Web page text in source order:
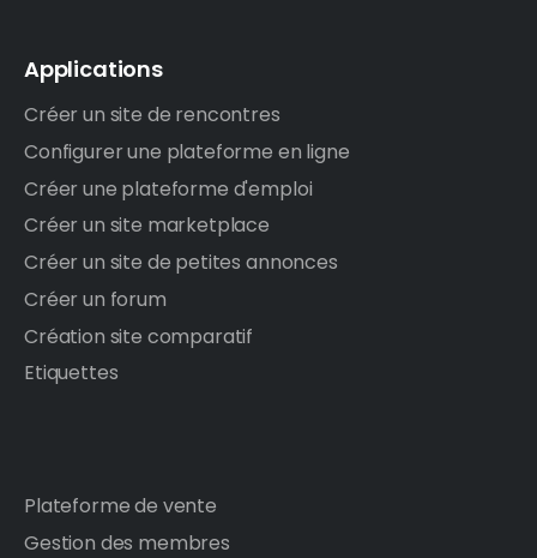
Applications
Créer un site de rencontres
Configurer une plateforme en ligne
Créer une plateforme d'emploi
Créer un site marketplace
Créer un site de petites annonces
Créer un forum
Création site comparatif
Etiquettes
Plateforme de vente
Gestion des membres